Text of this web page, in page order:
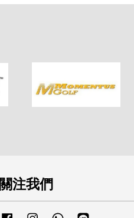
關注我們